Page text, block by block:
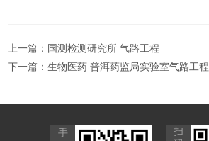
上一篇： 国测检测研究所 气路工程
下一篇：生物医药 普洱药监局实验室气路工程
手
扫